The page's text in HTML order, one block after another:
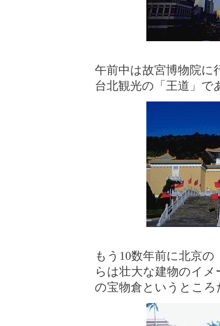
午前中は故宮博物院に
台北観光の「王道」で
もう10数年前に北京
らは壮大な建物のイ
の宝物倉というところ